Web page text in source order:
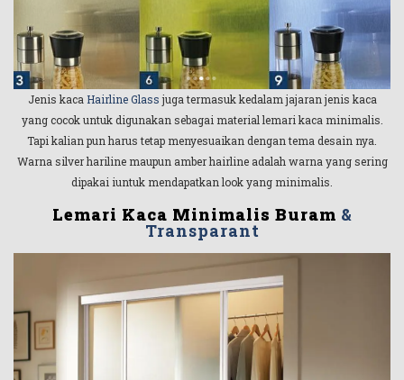
Jenis kaca Hairline Glass juga termasuk kedalam jajaran jenis kaca
yang cocok untuk digunakan sebagai material lemari kaca minimalis.
Tapi kalian pun harus tetap menyesuaikan dengan tema desain nya.
Warna silver hariline maupun amber hairline adalah warna yang sering
dipakai iuntuk mendapatkan look yang minimalis.
Lemari Kaca Minimalis Buram &
Transparant